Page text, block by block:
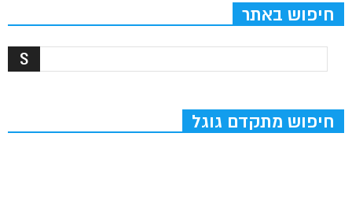
חיפוש באתר
חיפוש מתקדם גוגל